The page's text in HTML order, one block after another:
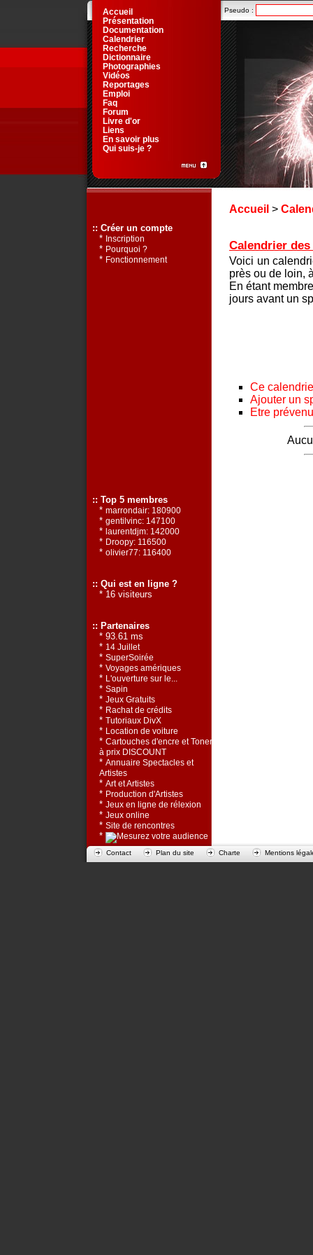
Accueil >
Calendrier
Voici un
près ou de loin,
En étant
jours avant un
Ce
Ajouter un
Etre
Pseudo :
Accueil
Présentation
Documentation
Calendrier
Recherche
Dictionnaire
Photographies
Vidéos
Reportages
Emploi
Faq
Forum
Livre d'or
Liens
En savoir plus
Qui suis-je ?
:: Créer un compte
* Inscription
* Pourquoi ?
* Fonctionnement
:: Top 5 membres
* marrondair: 180900
* gentilvinc: 147100
* laurentdjm: 142000
* Droopy: 116500
* olivier77: 116400
:: Qui est en ligne ?
* 16 visiteurs
:: Partenaires
* 93.61 ms
* 14 Juillet
* SuperSoirée
* Voyages amériques
* L'ouverture sur le...
* Sapin
* Jeux Gratuits
* Rachat de crédits
* Tutoriaux DivX
* Location de voiture
* Cartouches d'encre et Toners
à prix DISCOUNT
* Annuaire Spectacles et
Artistes
* Art et Artistes
* Production d'Artistes
* Jeux en ligne de rélexion
* Jeux online
* Site de rencontres
*
Contact Plan du site Charte Mentions